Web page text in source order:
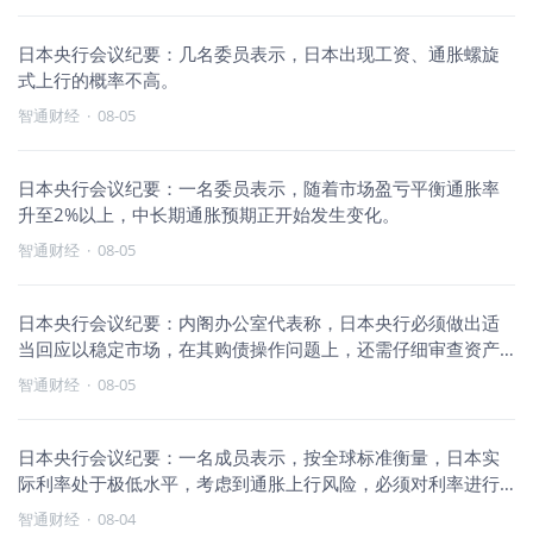
日本央行会议纪要：几名委员表示，日本出现工资、通胀螺旋
式上行的概率不高。
智通财经 · 08-05
日本央行会议纪要：一名委员表示，随着市场盈亏平衡通胀率
升至2%以上，中长期通胀预期正开始发生变化。
智通财经 · 08-05
日本央行会议纪要：内阁办公室代表称，日本央行必须做出适
当回应以稳定市场，在其购债操作问题上，还需仔细审查资产
负债表缩表可
智通财经 · 08-05
日本央行会议纪要：一名成员表示，按全球标准衡量，日本实
际利率处于极低水平，考虑到通胀上行风险，必须对利率进行
调整。
智通财经 · 08-04